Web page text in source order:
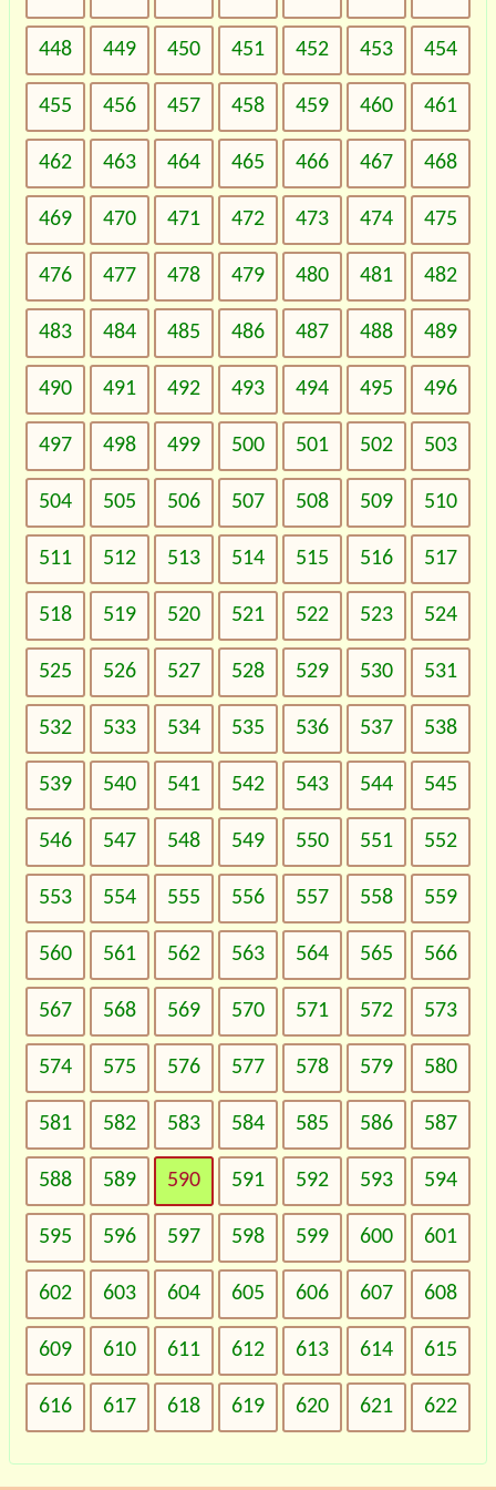
448 449 450 451 452 453 454
455 456 457 458 459 460 461
462 463 464 465 466 467 468
469 470 471 472 473 474 475
476 477 478 479 480 481 482
483 484 485 486 487 488 489
490 491 492 493 494 495 496
497 498 499 500 501 502 503
504 505 506 507 508 509 510
511 512 513 514 515 516 517
518 519 520 521 522 523 524
525 526 527 528 529 530 531
532 533 534 535 536 537 538
539 540 541 542 543 544 545
546 547 548 549 550 551 552
553 554 555 556 557 558 559
560 561 562 563 564 565 566
567 568 569 570 571 572 573
574 575 576 577 578 579 580
581 582 583 584 585 586 587
588 589 590 591 592 593 594
595 596 597 598 599 600 601
602 603 604 605 606 607 608
609 610 611 612 613 614 615
616 617 618 619 620 621 622